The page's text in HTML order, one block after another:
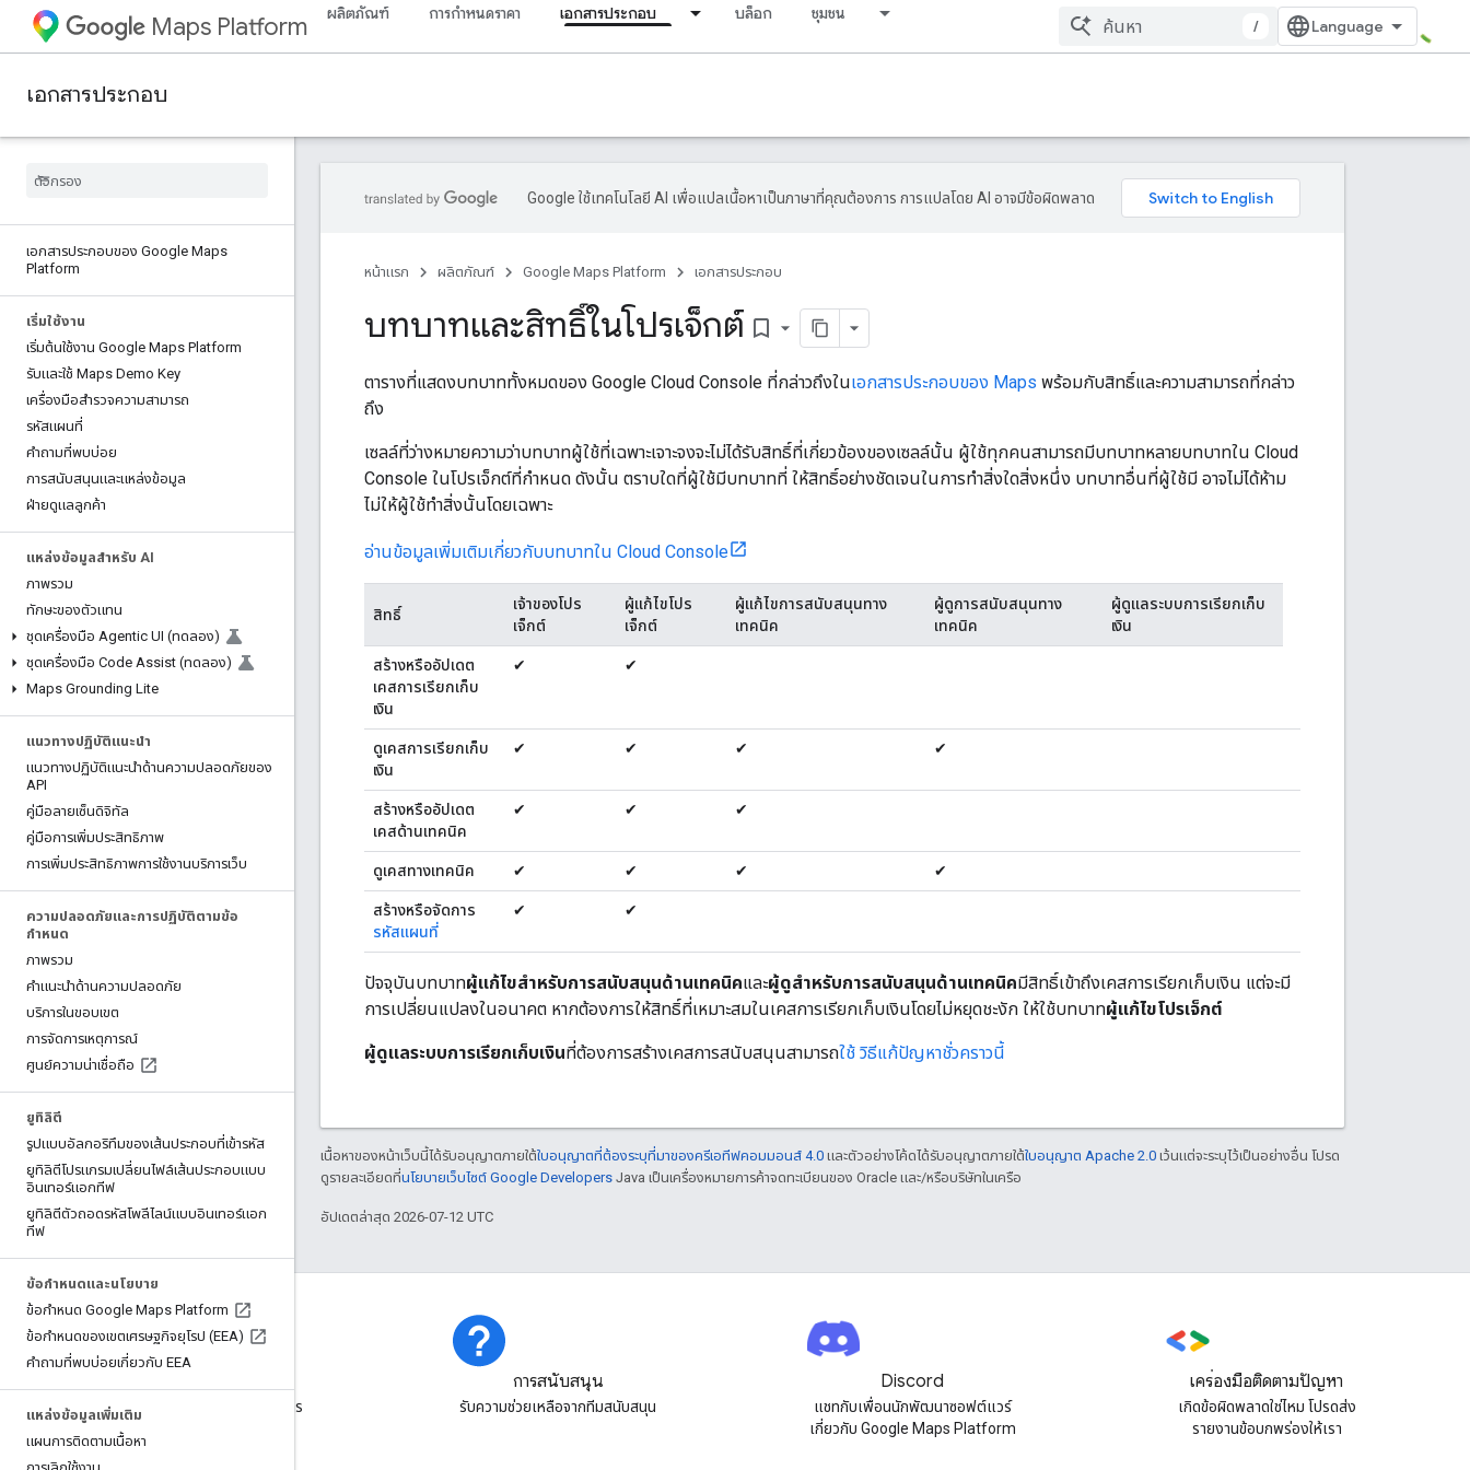
Maps Platform ผลิตภัณฑ์ การกำหนดราคา เอกสารประกอบ บล็อก ชุมชน
/
เอกสารประกอบ
เอกสารประกอบของ Google Maps
Platform
เริ่มใช้งาน
เริ่มต้นใช้งาน Google Maps Platform
รับและใช้ Maps Demo Key
เครื่องมือสำรวจความสามารถ
รหัสแผนที่
คำถามที่พบบ่อย
การสนับสนุนและแหล่งข้อมูล
ฝ่ายดูแลลูกค้า
แหล่งข้อมูลสำหรับ AI
ภาพรวม
ทักษะของตัวแทน
ชุดเครื่องมือ Agentic UI (ทดลอง)
ชุดเครื่องมือ Code Assist (ทดลอง)
Maps Grounding Lite
แนวทางปฏิบัติแนะนำ
แนวทางปฏิบัติแนะนําด้านความปลอดภัยของ
API
คู่มือลายเซ็นดิจิทัล
คู่มือการเพิ่มประสิทธิภาพ
การเพิ่มประสิทธิภาพการใช้งานบริการเว็บ
ความปลอดภัยและการปฏิบัติตามข้อ
กำหนด
ภาพรวม
คำแนะนำด้านความปลอดภัย
บริการในขอบเขต
การจัดการเหตุการณ์
ศูนย์ความน่าเชื่อถือ
ยูทิลิตี
รูปแบบอัลกอริทึมของเส้นประกอบที่เข้ารหัส
ยูทิลิตีโปรแกรมเปลี่ยนไฟล์เส้นประกอบแบบ
อินเทอร์แอกทีฟ
ยูทิลิตีตัวถอดรหัสโพลีไลน์แบบอินเทอร์แอก
ทีฟ
ข้อกำหนดและนโยบาย
ข้อกำหนด Google Maps Platform
ข้อกำหนดของเขตเศรษฐกิจยุโรป (EEA)
คำถามที่พบบ่อยเกี่ยวกับ EEA
แหล่งข้อมูลเพิ่มเติม
แผนการติดตามเนื้อหา
Google ใช้เทคโนโลยี AI เพื่อแปลเนื้อหาเป็นภาษาที่คุณต้องการ การแปลโดย AI อาจมีข้อผิดพลาด
หน้าแรก ผลิตภัณฑ์ Google Maps Platform เอกสารประกอบ
บทบาทและสิทธิ์ในโปรเจ็กต์ bookmark_border
ตารางที่แสดงบทบาททั้งหมดของ Google Cloud Console ที่กล่าวถึงในเอกสารประกอบของ Maps พร้อมกับสิทธิ์และความสามารถที่กล่าว
ถึง
เซลล์ที่ว่างหมายความว่าบทบาทผู้ใช้ที่เฉพาะเจาะจงจะไม่ได้รับสิทธิ์ที่เกี่ยวข้องของเซลล์นั้น ผู้ใช้ทุกคนสามารถมีบทบาทหลายบทบาทใน Cloud
Console ในโปรเจ็กต์ที่กำหนด ดังนั้น ตราบใดที่ผู้ใช้มีบทบาทที่ ให้สิทธิ์อย่างชัดเจนในการทำสิ่งใดสิ่งหนึ่ง บทบาทอื่นที่ผู้ใช้มี อาจไม่ได้ห้าม
ไม่ให้ผู้ใช้ทำสิ่งนั้นโดยเฉพาะ
อ่านข้อมูลเพิ่มเติมเกี่ยวกับบทบาทใน Cloud Console
สิทธิ์
เจ้าของโปร
เจ็กต์
ผู้แก้ไขโปร
เจ็กต์
ผู้แก้ไขการสนับสนุนทาง
เทคนิค
ผู้ดูการสนับสนุนทาง
เทคนิค
ผู้ดูแลระบบการเรียกเก็บ
เงิน
สร้างหรืออัปเดต
เคสการเรียกเก็บ
เงิน
✔ ✔
ดูเคสการเรียกเก็บ
เงิน
✔ ✔ ✔ ✔
สร้างหรืออัปเดต
เคสด้านเทคนิค
✔ ✔ ✔
ดูเคสทางเทคนิค ✔ ✔ ✔ ✔
สร้างหรือจัดการ
รหัสแผนที่
✔ ✔
ปัจจุบันบทบาทผู้แก้ไขสำหรับการสนับสนุนด้านเทคนิคและผู้ดูสำหรับการสนับสนุนด้านเทคนิคมีสิทธิ์เข้าถึงเคสการเรียกเก็บเงิน แต่จะมี
การเปลี่ยนแปลงในอนาคต หากต้องการให้สิทธิ์ที่เหมาะสมในเคสการเรียกเก็บเงินโดยไม่หยุดชะงัก ให้ใช้บทบาทผู้แก้ไขโปรเจ็กต์
ผู้ดูแลระบบการเรียกเก็บเงินที่ต้องการสร้างเคสการสนับสนุนสามารถใช้ วิธีแก้ปัญหาชั่วคราวนี้
เนื้อหาของหน้าเว็บนี้ได้รับอนุญาตภายใต้ใบอนุญาตที่ต้องระบุที่มาของครีเอทีฟคอมมอนส์ 4.0 และตัวอย่างโค้ดได้รับอนุญาตภายใต้ใบอนุญาต Apache 2.0 เว้นแต่จะระบุไว้เป็นอย่างอื่น โปรด
ดูรายละเอียดที่นโยบายเว็บไซต์ Google Developers Java เป็นเครื่องหมายการค้าจดทะเบียนของ Oracle และ/หรือบริษัทในเครือ
อัปเดตล่าสุด 2026-07-12 UTC
ดูข้อมูลเกี่ยวกับเหตุการณ์และการ
หยุดทำงานของแพลตฟอร์ม
การสนับสนุน
รับความช่วยเหลือจากทีมสนับสนุน
Discord
แชทกับเพื่อนนักพัฒนาซอฟต์แวร์
เกี่ยวกับ Google Maps Platform
เครื่องมือติดตามปัญหา
เกิดข้อผิดพลาดใช่ไหม โปรดส่ง
รายงานข้อบกพร่องให้เรา